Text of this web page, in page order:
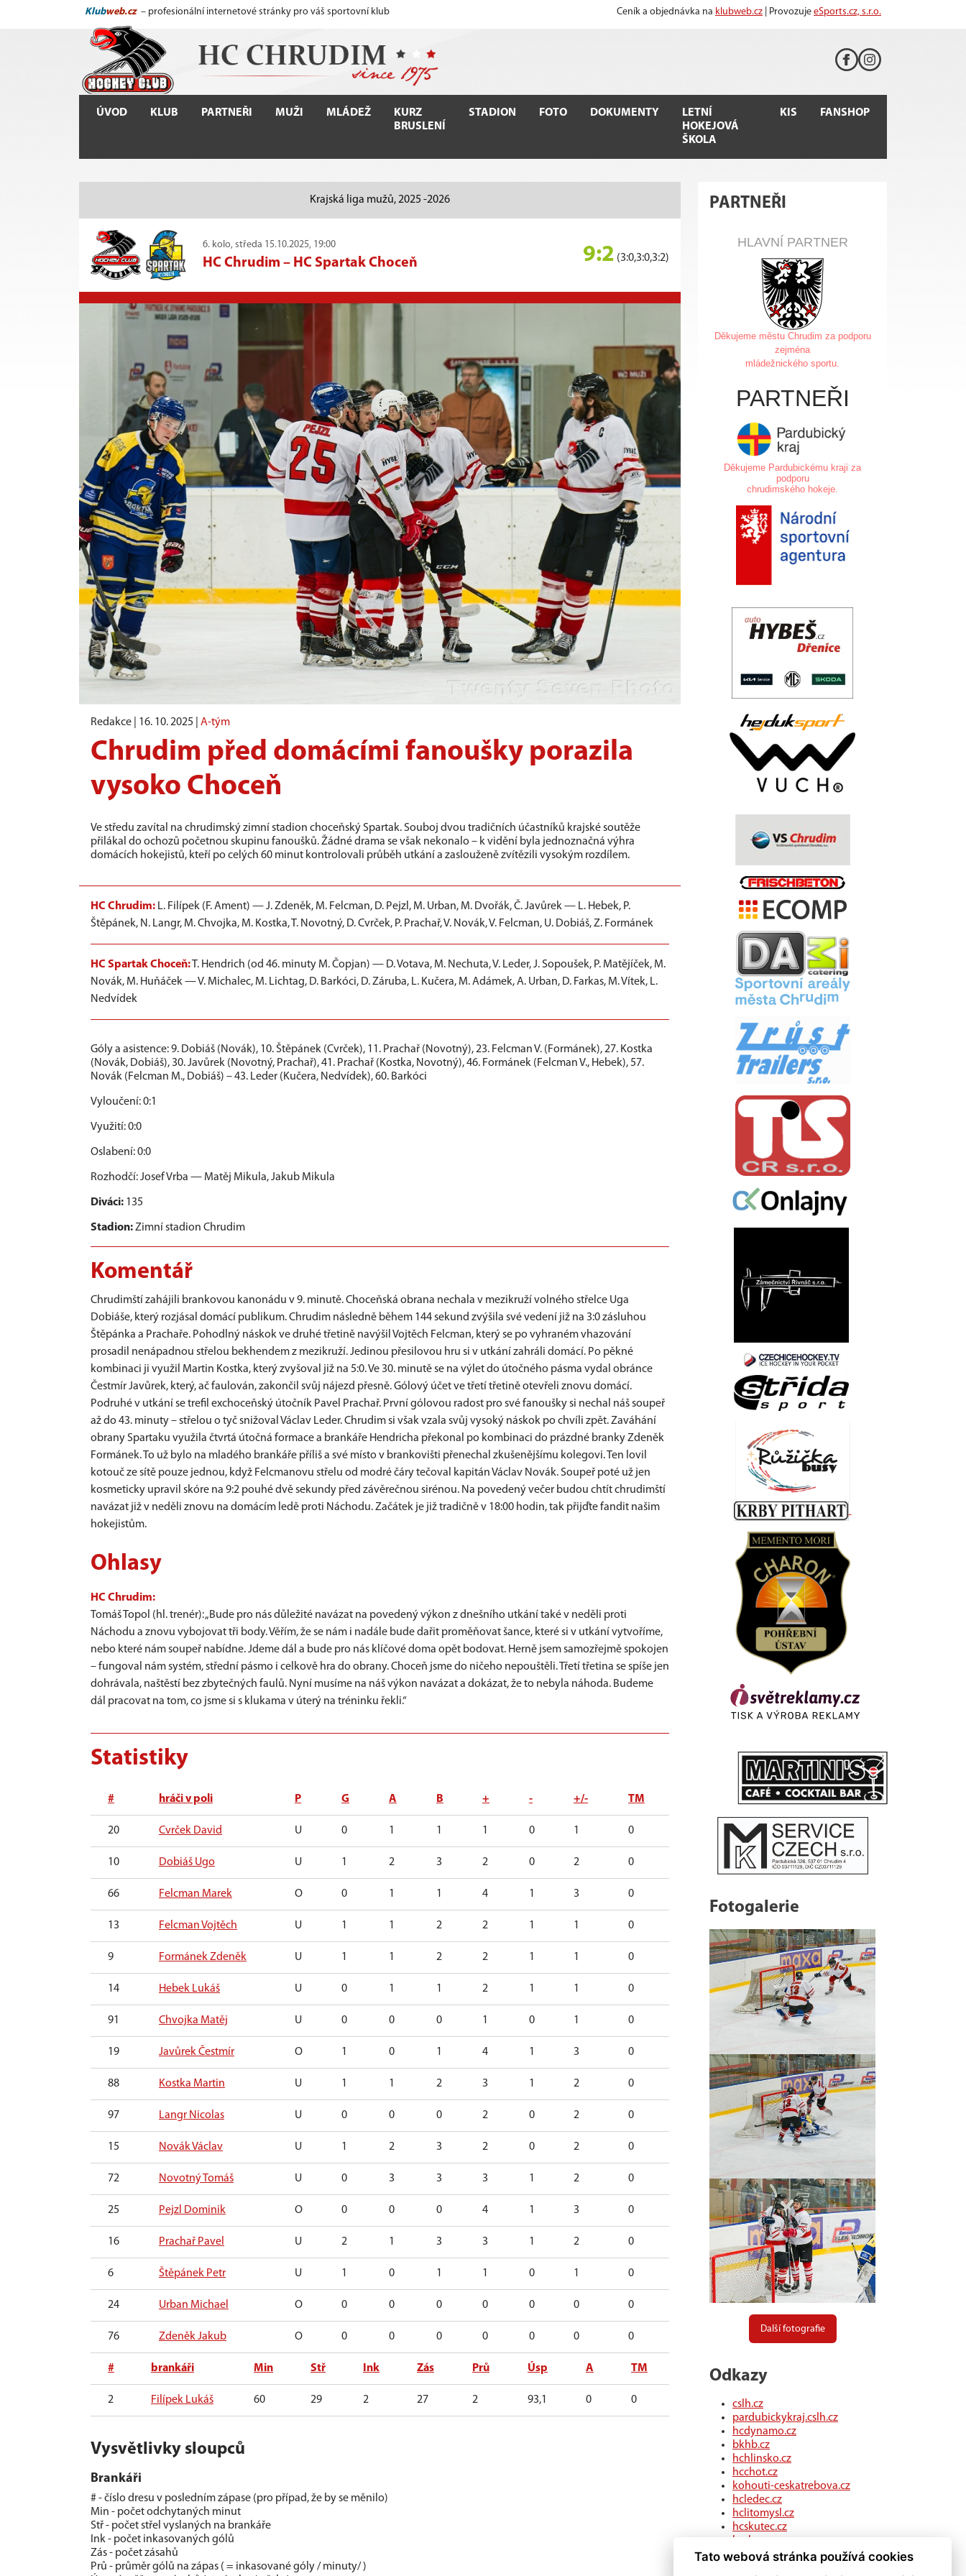
Klubweb.cz – profesionální internetové stránky pro váš sportovní klub Ceník a objednávka na klubweb.cz | Provozuje eSports.cz, s.r.o.
ÚVOD KLUB PARTNEŘI MUŽI MLÁDEŽ
KURZ
BRUSLENÍ
STADION FOTO DOKUMENTY
LETNÍ
HOKEJOVÁ
ŠKOLA
KIS FANSHOP
Krajská liga mužů, 2025 -2026
6. kolo, středa 15.10.2025, 19:00
HC Chrudim – HC Spartak Choceň 9:2 (3:0,3:0,3:2)
Redakce | 16. 10. 2025 A-tým
Chrudim před domácími fanoušky porazila
vysoko Choceň
Ve středu zavítal na chrudimský zimní stadion choceňský Spartak. Souboj dvou tradičních účastníků krajské soutěže
přilákal do ochozů početnou skupinu fanoušků. Žádné drama se však nekonalo – k vidění byla jednoznačná výhra
domácích hokejistů, kteří po celých 60 minut kontrolovali průběh utkání a zaslouženě zvítězili vysokým rozdílem.
HC Chrudim: L. Filípek (F. Ament) — J. Zdeněk, M. Felcman, D. Pejzl, M. Urban, M. Dvořák, Č. Javůrek — L. Hebek, P.
Štěpánek, N. Langr, M. Chvojka, M. Kostka, T. Novotný, D. Cvrček, P. Prachař, V. Novák, V. Felcman, U. Dobiáš, Z. Formánek
HC Spartak Choceň:T. Hendrich (od 46. minuty M. Čopjan) — D. Votava, M. Nechuta, V. Leder, J. Sopoušek, P. Matějíček, M.
Novák, M. Huňáček — V. Michalec, M. Lichtag, D. Barkóci, D. Záruba, L. Kučera, M. Adámek, A. Urban, D. Farkas, M. Vítek, L.
Nedvídek
Góly a asistence:9. Dobiáš (Novák), 10. Štěpánek (Cvrček), 11. Prachař (Novotný), 23. Felcman V. (Formánek), 27. Kostka
(Novák, Dobiáš), 30. Javůrek (Novotný, Prachař), 41. Prachař (Kostka, Novotný), 46. Formánek (Felcman V., Hebek), 57.
Novák (Felcman M., Dobiáš) – 43. Leder (Kučera, Nedvídek), 60. Barkóci
Vyloučení: 0:1
Využití: 0:0
Oslabení: 0:0
Rozhodčí: Josef Vrba — Matěj Mikula, Jakub Mikula
Diváci: 135
Stadion:Zimní stadion Chrudim
Komentář
Chrudimští zahájili brankovou kanonádu v 9. minutě. Choceňská obrana nechala v mezikruží volného střelce Uga
Dobiáše, který rozjásal domácí publikum. Chrudim následně během 144 sekund zvýšila své vedení již na 3:0 zásluhou
Štěpánka a Prachaře. Pohodlný náskok ve druhé třetině navýšil Vojtěch Felcman, který se po vyhraném vhazování
prosadil nenápadnou střelou bekhendem z mezikruží. Jedinou přesilovou hru si v utkání zahráli domácí. Po pěkné
kombinaci ji využil Martin Kostka, který zvyšoval již na 5:0. Ve 30. minutě se na výlet do útočného pásma vydal obránce
Čestmír Javůrek, který, ač faulován, zakončil svůj nájezd přesně. Gólový účet ve třetí třetině otevřeli znovu domácí.
Podruhé v utkání se trefil exchoceňský útočník Pavel Prachař. První gólovou radost pro své fanoušky si nechal náš soupeř
až do 43. minuty – střelou o tyč snižoval Václav Leder. Chrudim si však vzala svůj vysoký náskok po chvíli zpět. Zaváhání
obrany Spartaku využila čtvrtá útočná formace a brankáře Hendricha překonal po kombinaci do prázdné branky Zdeněk
Formánek. To už bylo na mladého brankáře příliš a své místo v brankovišti přenechal zkušenějšímu kolegovi. Ten lovil
kotouč ze sítě pouze jednou, když Felcmanovu střelu od modré čáry tečoval kapitán Václav Novák. Soupeř poté už jen
kosmeticky upravil skóre na 9:2 pouhé dvě sekundy před závěrečnou sirénou. Na povedený večer budou chtít chrudimští
navázat již v neděli znovu na domácím ledě proti Náchodu. Začátek je již tradičně v 18:00 hodin, tak přijďte fandit našim
hokejistům.
Ohlasy
HC Chrudim:
Tomáš Topol (hl. trenér): „Bude pro nás důležité navázat na povedený výkon z dnešního utkání také v neděli proti
Náchodu a znovu vybojovat tři body. Věřím, že se nám i nadále bude dařit proměňovat šance, které si v utkání vytvoříme,
nebo které nám soupeř nabídne. Jdeme dál a bude pro nás klíčové doma opět bodovat. Herně jsem samozřejmě spokojen
– fungoval nám systém, střední pásmo i celkově hra do obrany. Choceň jsme do ničeho nepouštěli. Třetí třetina se spíše jen
dohrávala, naštěstí bez zbytečných faulů. Nyní musíme na náš výkon navázat a dokázat, že to nebyla náhoda. Budeme
dál pracovat na tom, co jsme si s klukama v úterý na tréninku řekli.“
Statistiky
# hráči v poli P G A B + - +/- TM
20 Cvrček David U 0 1 1 1 0 1 0
10 Dobiáš Ugo U 1 2 3 2 0 2 0
66 Felcman Marek O 0 1 1 4 1 3 0
13 Felcman Vojtěch U 1 1 2 2 1 1 0
9 Formánek Zdeněk U 1 1 2 2 1 1 0
14 Hebek Lukáš U 0 1 1 2 1 1 0
91 Chvojka Matěj U 0 0 0 1 0 1 0
19 Javůrek Čestmír O 1 0 1 4 1 3 0
88 Kostka Martin U 1 1 2 3 1 2 0
97 Langr Nicolas U 0 0 0 2 0 2 0
15 Novák Václav U 1 2 3 2 0 2 0
72 Novotný Tomáš U 0 3 3 3 1 2 0
25 Pejzl Dominik O 0 0 0 4 1 3 0
16 Prachař Pavel U 2 1 3 3 1 2 0
6 Štěpánek Petr U 1 0 1 1 0 1 0
24 Urban Michael O 0 0 0 0 0 0 0
76 Zdeněk Jakub O 0 0 0 0 0 0 0
# brankáři Min Stř Ink Zás Prů Úsp A TM
2 Filípek Lukáš 60 29 2 27 2 93,1 0 0
Vysvětlivky sloupců
Brankáři
# - číslo dresu v posledním zápase (pro případ, že by se měnilo)
Min - počet odchytaných minut
Stř - počet střel vyslaných na brankáře
Ink - počet inkasovaných gólů
Zás - počet zásahů
Prů - průměr gólů na zápas ( = inkasované góly / minuty/ )
PARTNEŘI
HLAVNÍ PARTNER
Děkujeme městu Chrudim za podporu
zejména
mládežnického sportu.
PARTNEŘI
Děkujeme Pardubickému kraji za
podporu
chrudimského hokeje.
Fotogalerie
Další fotografie
Odkazy
cslh.cz
pardubickykraj.cslh.cz
hcdynamo.cz
bkhb.cz
hchlinsko.cz
hcchot.cz
kohouti-ceskatrebova.cz
hcledec.cz
hclitomysl.cz
hcskutec.cz
hcslovan.com
hcchocen.cz
Tato webová stránka používá cookies